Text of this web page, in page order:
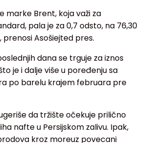
marke Brent, koja važi za
pala je za 0,7 odsto, na 76,30
Asošiejted pres.
dana se trguje za iznos
je i dalje više u poređenju sa
po barelu krajem februara pre
da tržište očekuje prilično
nafte u Persijskom zalivu. Ipak,
kroz moreuz povecani